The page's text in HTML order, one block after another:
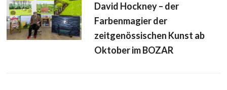
David Hockney – der
Farbenmagier der
zeitgenössischen Kunst ab
Oktober im BOZAR